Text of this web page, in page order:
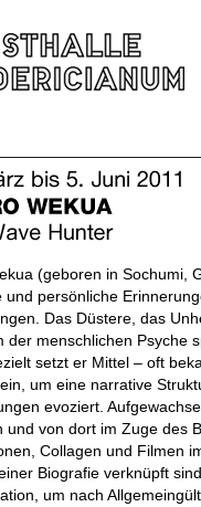
(geboren in Sochumi,
und persönliche
Das Düstere, das
der menschlichen Psyche
setzt er Mittel – oft
um eine narrative
evoziert.
und von dort im Zuge des
Collagen und Filmen
Biografie verknüpft
um nach